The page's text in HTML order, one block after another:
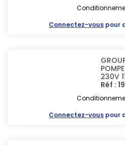
Connectez-vous pour
230V
Réf :
Connectez-vous pour